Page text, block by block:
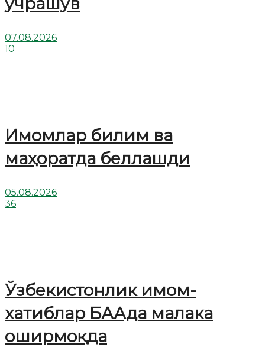
07.08.2026
10
Имомлар билим ва
маҳоратда беллашди
05.08.2026
36
Ўзбекистонлик имом-
хатиблар БААда малака
оширмоқда